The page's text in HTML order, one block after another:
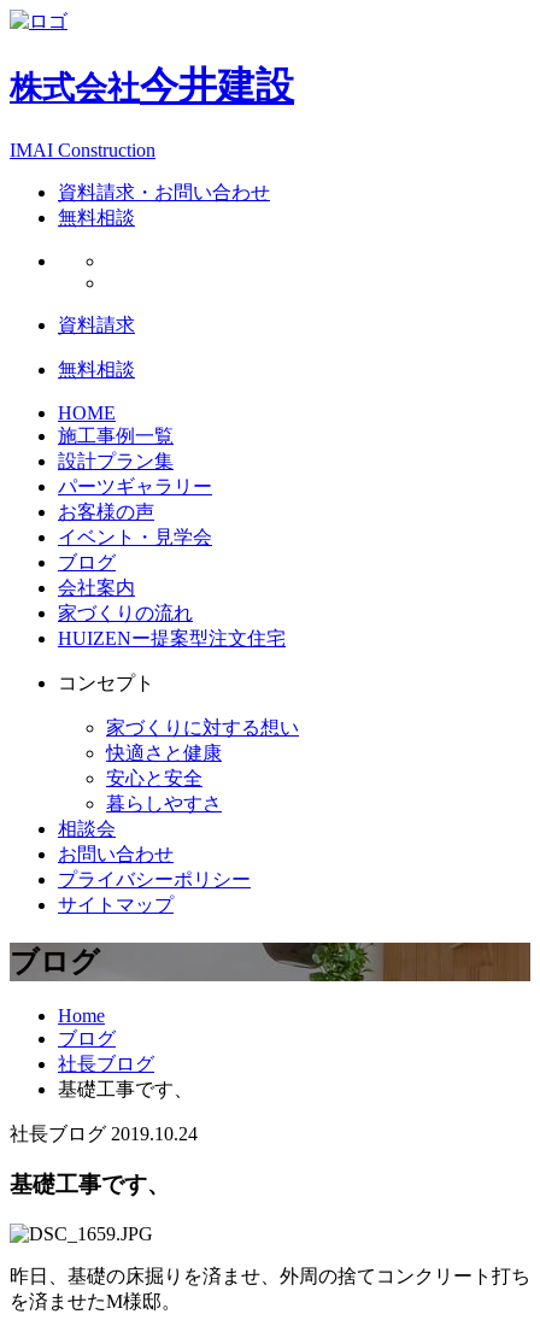
株式会社今井建設
IMAI Construction
資料請求・お問い合わせ
無料相談
資料請求
無料相談
HOME
施工事例一覧
設計プラン集
パーツギャラリー
お客様の声
イベント・見学会
ブログ
会社案内
家づくりの流れ
HUIZENー提案型注文住宅
コンセプト
家づくりに対する想い
快適さと健康
安心と安全
暮らしやすさ
相談会
お問い合わせ
プライバシーポリシー
サイトマップ
ブログ
Home
ブログ
社長ブログ
基礎工事です、
社長ブログ 2019.10.24
基礎工事です、
昨日、基礎の床掘りを済ませ、外周の捨てコンクリート打ち
を済ませたM様邸。